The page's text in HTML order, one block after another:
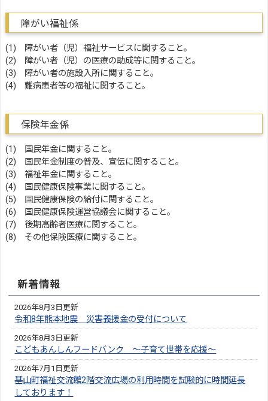
障がい福祉係
(1) 障がい者（児）福祉サービスに関すること。
(2) 障がい者（児）の医療の助成等に関すること。
(3) 障がい者の施設入所に関すること。
(4) 難病患者等の福祉に関すること。
保険年金係
(1) 国民年金に関すること。
(2) 国民年金制度の普及、宣伝に関すること。
(3) 福祉年金に関すること。
(4) 国民健康保険事業に関すること。
(5) 国民健康保険の給付に関すること。
(6) 国民健康保険運営協議会に関すること。
(7) 後期高齢者医療に関すること。
(8) その他保険医療に関すること。
新着情報
2026年8月3日更新
令和8年熊本地震 災害義援金の受付について
2026年8月3日更新
こどもあんしんフードバンク ～子育て世帯を応援～
2026年7月1日更新
基山町福祉交流館2階交流広場の利用時間を試験的に時間延長
しております！